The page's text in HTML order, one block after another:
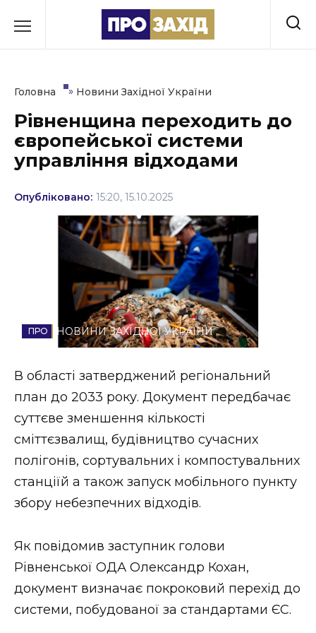
до
Культура
Освіта
Події
Політика
Стиль життя
Втрачений Ужгород (відеоверсія)
ЗАКАРПАТСЬКІ НОВИНИ
ФОТО
Головна » Новини Західної України
Рівненщина переходить до
європейської системи
управління відходами
Опубліковано: 15:20, 15.10.2025
НОВИНИ ЗАХІДНОЇ УКРАЇНИ
В області затверджений регіональний
план до 2033 року. Документ передбачає
суттєве зменшення кількості
сміттєзвалищ, будівництво сучасних
полігонів, сортувальних і компостувальних
станціїй а також запуск мобільного пункту
збору небезпечних відходів.
Як повідомив заступник голови
Рівненської ОДА Олександр Кохан,
документ визначає покроковий перехід до
системи, побудованої за стандартами ЄС.